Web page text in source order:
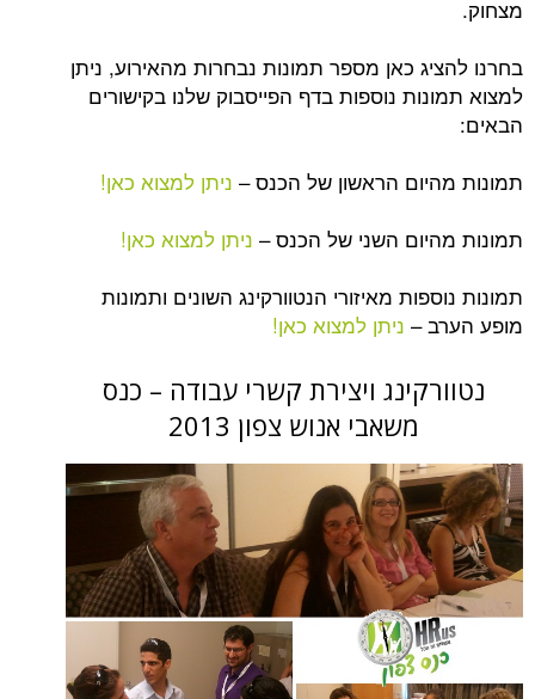
כאן מספר תמונות נבחרות מהאירוע, ניתן
נוספות בדף הפייסבוק שלנו בקישורים
הראשון של הכנס –ניתן למצוא כאן!
השני של הכנס –ניתן למצוא כאן!
מאיזורי הנטוורקינג השונים ותמונות
–ניתן למצוא כאן!
ויצירת קשרי עבודה – כנס
משאבי אנוש צפון 2013